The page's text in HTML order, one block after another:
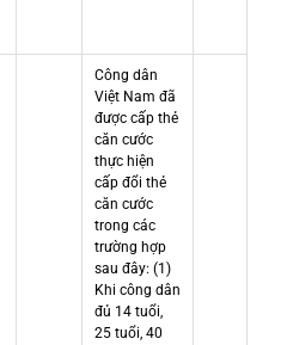
Công dân
Việt Nam đã
được cấp thẻ
căn cước
thực hiện
cấp đổi thẻ
căn cước
trong các
trường hợp
sau đây: (1)
Khi công dân
đủ 14 tuổi,
25 tuổi, 40